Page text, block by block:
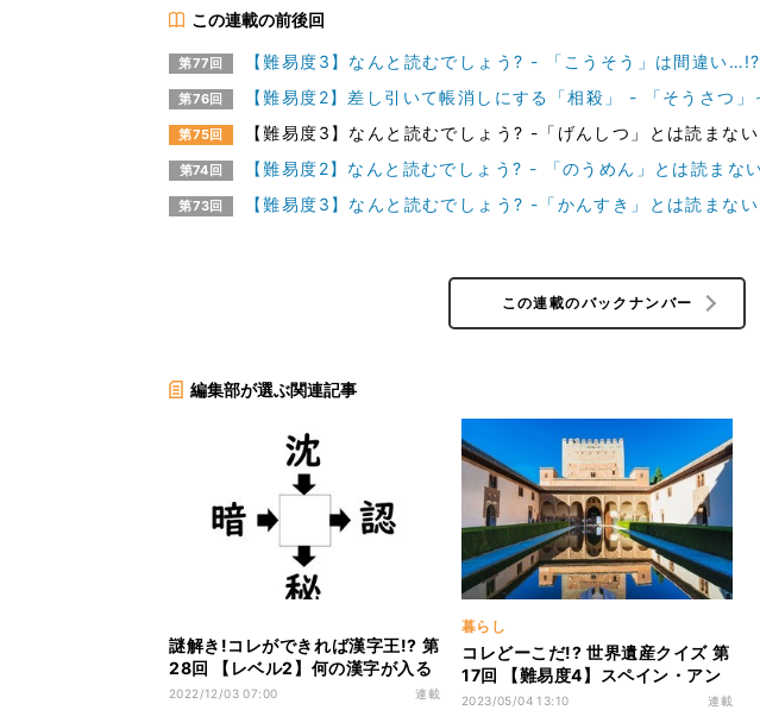
この連載の前後回
第77回 【難易度3】なんと読むでしょう? - 「こうそう」は間違い…!?
第76回 【難易度2】差し引いて帳消しにする「相殺」 - 「そうさつ」
第75回 【難易度3】なんと読むでしょう? -「げんしつ」とは読まな
第74回 【難易度2】なんと読むでしょう? - 「のうめん」とは読まな
第73回 【難易度3】なんと読むでしょう? -「かんすき」とは読まな
この連載のバックナンバー
編集部が選ぶ関連記事
謎解き!コレができれば漢字王!? 第
28回 【レベル2】何の漢字が入る
でしょう!?
2022/12/03 07:00 連載
暮らし
コレどーこだ!? 世界遺産クイズ 第
17回 【難易度4】スペイン・アン
ダルシア地方にある世界遺産はな
2023/05/04 13:10 連載